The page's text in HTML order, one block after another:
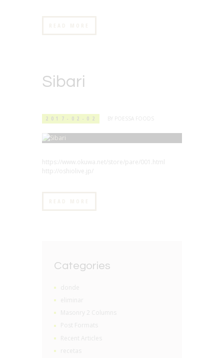
Sibari
2017-02-02 BY POESSA FOODS
https://www.okuwa.net/store/pare/001.html
http://oshiolive.jp/
Categories
donde
eliminar
Masonry 2 Columns
Post Formats
Recent Articles
recetas